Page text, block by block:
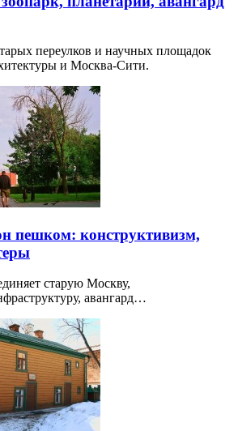
переулков и научных площадок
и Москва-Сити.
пешком: конструктивизм,
старую Москву,
авангард…